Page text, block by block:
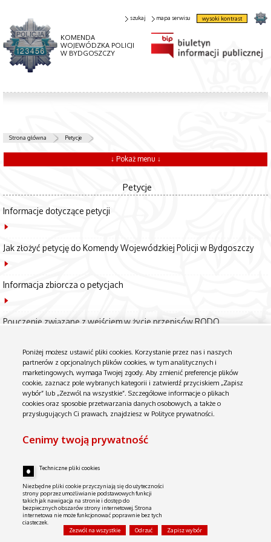
KOMENDA
WOJEWÓDZKA POLICJI
W BYDGOSZCZY
szukaj mapa serwisu wysoki kontrast
Strona główna Petycje
↓ Pokaż menu ↓
Petycje
Informacje dotyczące petycji
Jak złożyć petycję do Komendy Wojewódzkiej Policji w Bydgoszczy
Informacja zbiorcza o petycjach
Pouczenie związane z wejściem w życie przepisów RODO
Petycje złożone w Komendzie Wojewódzkiej Policji w Bydgoszczy
Petycje złożone w
Komendzie
Wojewódzkiej
Policji w
Serwer niniejszy NIE JEST W ŻADEN SPOSÓB połączony z siecią wewnętrzną. Zawiera tylko dane udostępniane przez
Komenda Wojewódzka Policji w Bydgoszczy.
Poniżej możesz ustawić pliki cookies. Korzystanie przez nas i naszych
partnerów z opcjonalnych plików cookies, w tym analitycznych i
marketingowych, wymaga Twojej zgody. Aby zmienić preferencje plików
cookie, zaznacz pole wybranych kategorii i zatwierdź przyciskiem „Zapisz
wybór” lub „Zezwól na wszystkie”. Szczegółowe informacje o plikach
cookies oraz sposobie przetwarzania danych osobowych, a także o
przysługujących Ci prawach, znajdziesz w Polityce prywatności.
Cenimy twoją prywatność
Techniczne pliki cookies
Niezbędne pliki cookie przyczyniają się do użyteczności
strony poprzez umożliwianie podstawowych funkcji
takich jak nawigacja na stronie i dostęp do
bezpiecznych obszarów strony internetowej. Strona
internetowa nie może funkcjonować poprawnie bez tych
ciasteczek.